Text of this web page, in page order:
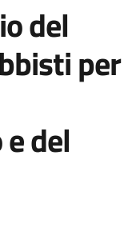
del
per
del